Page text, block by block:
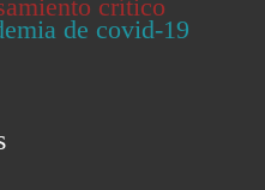
crítico
de covid-19